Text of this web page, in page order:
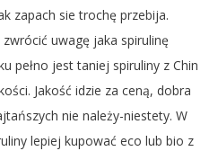
zapach sie trochę przebija.
uwagę jaka spirulinę
pełno jest taniej spiruliny z Chin
Jakość idzie za ceną, dobra
nie należy-niestety. W
lepiej kupować eco lub bio z